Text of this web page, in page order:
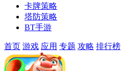
卡牌策略
塔防策略
BT手游
首页 游戏 应用 专题 攻略 排行榜